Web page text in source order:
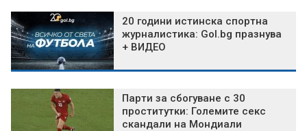
20 години истинска спортна
журналистика: Gol.bg празнува
+ ВИДЕО
Парти за сбогуване с 30
проститутки: Големите секс
скандали на Мондиали